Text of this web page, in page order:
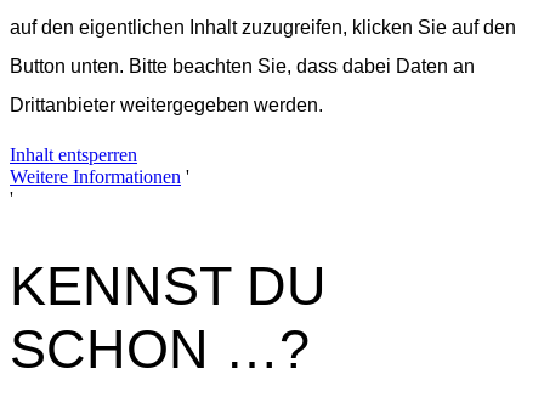
auf den eigentlichen Inhalt zuzugreifen, klicken Sie auf den
Button unten. Bitte beachten Sie, dass dabei Daten an
Drittanbieter weitergegeben werden.
Inhalt entsperren
Weitere Informationen '
'
KENNST DU
SCHON …?